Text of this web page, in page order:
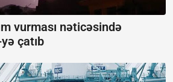
vurması nəticəsində
çatıb